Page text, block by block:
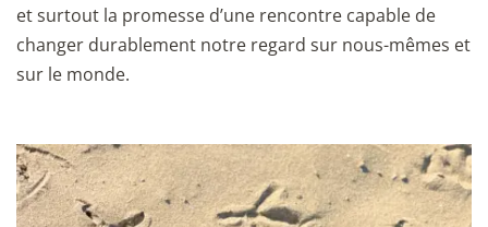
et surtout la promesse d’une rencontre capable de
changer durablement notre regard sur nous-mêmes et
sur le monde.